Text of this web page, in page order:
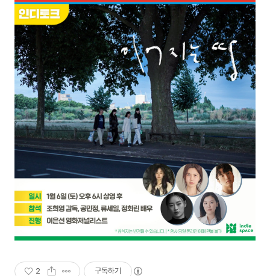
2 구독하기